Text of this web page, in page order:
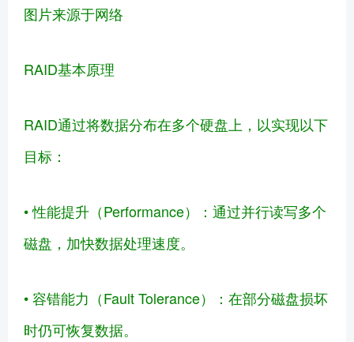
图片来源于网络
RAID基本原理
RAID通过将数据分布在多个硬盘上，以实现以下
目标：
• 性能提升（Performance）：通过并行读写多个
磁盘，加快数据处理速度。
• 容错能力（Fault Tolerance）：在部分磁盘损坏
时仍可恢复数据。